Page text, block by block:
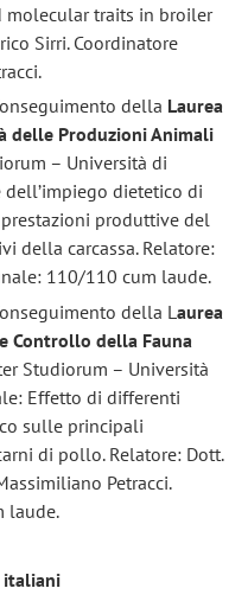
molecular traits in broiler
Sirri. Coordinatore
della Laurea
delle Produzioni Animali
– Università di
dietetico di
produttive del
della carcassa. Relatore:
110/110 cum laude.
della L aurea
Controllo della Fauna
Studiorum – Università
Effetto di differenti
sulle principali
di pollo. Relatore: Dott.
Petracci.
laude.
italiani